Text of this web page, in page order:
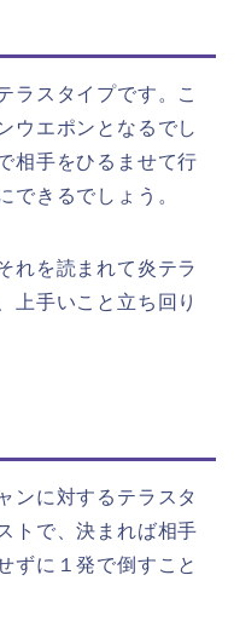
ラスタイプです。こ
ウエポンとなるでし
相手をひるませて行
できるでしょう。
れを読まれて炎テラ
上手いこと立ち回り
ンに対するテラスタ
トで、決まれば相手
ずに１発で倒すこと